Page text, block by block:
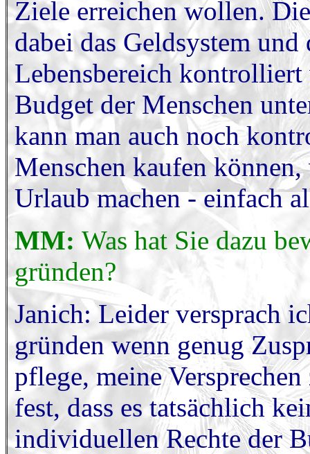
Ziele erreichen wollen.
dabei das Geldsystem
Lebensbereich
Budget der Menschen
kann man auch noch
Menschen kaufen
Urlaub machen - einfach
MM: Was hat Sie dazu
gründen?
Janich: Leider versprach
gründen wenn genug
pflege, meine
fest, dass es tatsächlich
individuellen Rechte der